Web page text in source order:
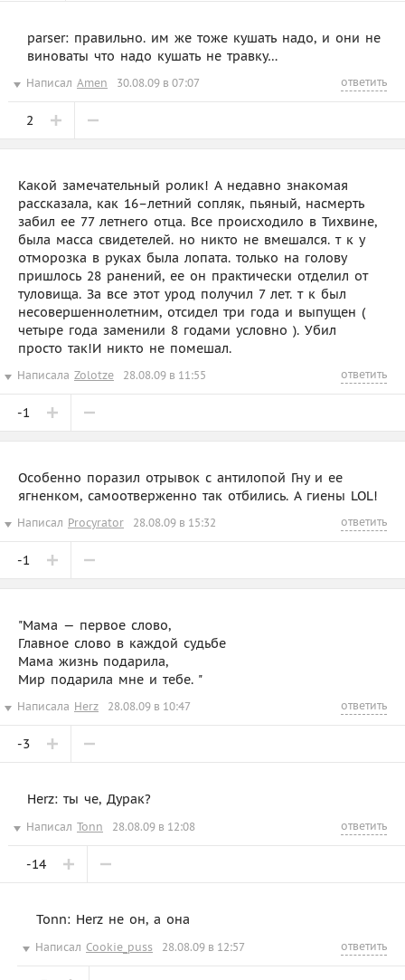
parser: правильно. им же тоже кушать надо, и они не
виноваты что надо кушать не травку…
Написал Amen 30.08.09 в 07:07 ответить
2
Какой замечательный ролик! А недавно знакомая
рассказала, как 16–летний сопляк, пьяный, насмерть
забил ее 77 летнего отца. Все происходило в Тихвине,
была масса свидетелей. но никто не вмешался. т к у
отморозка в руках была лопата. только на голову
пришлось 28 ранений, ее он практически отделил от
туловища. За все этот урод получил 7 лет. т к был
несовершеннолетним, отсидел три года и выпущен (
четыре года заменили 8 годами условно ). Убил
просто так!И никто не помешал.
Написала Zolotze 28.08.09 в 11:55 ответить
-1
Особенно поразил отрывок с антилопой Гну и ее
ягненком, самоотверженно так отбились. А гиены LOL!
Написал Procyrator 28.08.09 в 15:32 ответить
-1
"Мама — первое слово,
Главное слово в каждой судьбе
Мама жизнь подарила,
Мир подарила мне и тебе. "
Написала Herz 28.08.09 в 10:47 ответить
-3
Herz: ты че, Дурак?
Написал Tonn 28.08.09 в 12:08 ответить
-14
Tonn: Herz не он, а она
Написал Cookie_puss 28.08.09 в 12:57 ответить